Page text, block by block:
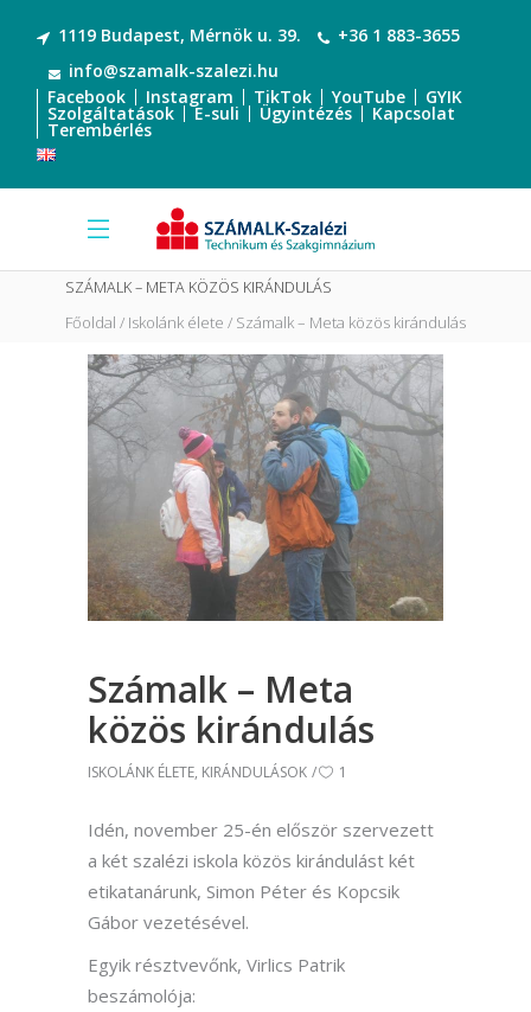
1119 Budapest, Mérnök u. 39.
+36 1 883-3655
info@szamalk-szalezi.hu
Facebook
Instagram TikTok YouTube GYIK
Szolgáltatások E-suli Ügyintézés Kapcsolat
Terembérlés
SZÁMALK – META KÖZÖS KIRÁNDULÁS
Főoldal Iskolánk élete Számalk – Meta közös kirándulás
Számalk – Meta
közös kirándulás
ISKOLÁNK ÉLETE, KIRÁNDULÁSOK 1
Idén, november 25-én először szervezett
a két szalézi iskola közös kirándulást két
etikatanárunk, Simon Péter és Kopcsik
Gábor vezetésével.
Egyik résztvevőnk, Virlics Patrik
beszámolója: